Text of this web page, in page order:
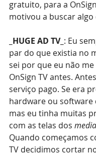
gratuito, para a
motivou a buscar algo
_HUGE AD TV_ : Eu
par do que existia no
sei por que eu não
OnSign TV antes.
serviço pago. Se era
hardware ou software
mas eu tinha muitas
com as telas dos
Quando começamos
TV decidimos cortar